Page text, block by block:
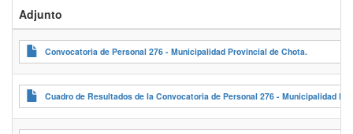
Adjunto
Convocatoria de Personal 276 - Municipalidad Provincial de Chota.
Cuadro de Resultados de la Convocatoria de Personal 276 - Municipalidad